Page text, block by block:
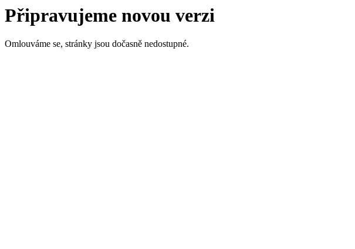
Připravujeme novou verzi
Omlouváme se, stránky jsou dočasně nedostupné.